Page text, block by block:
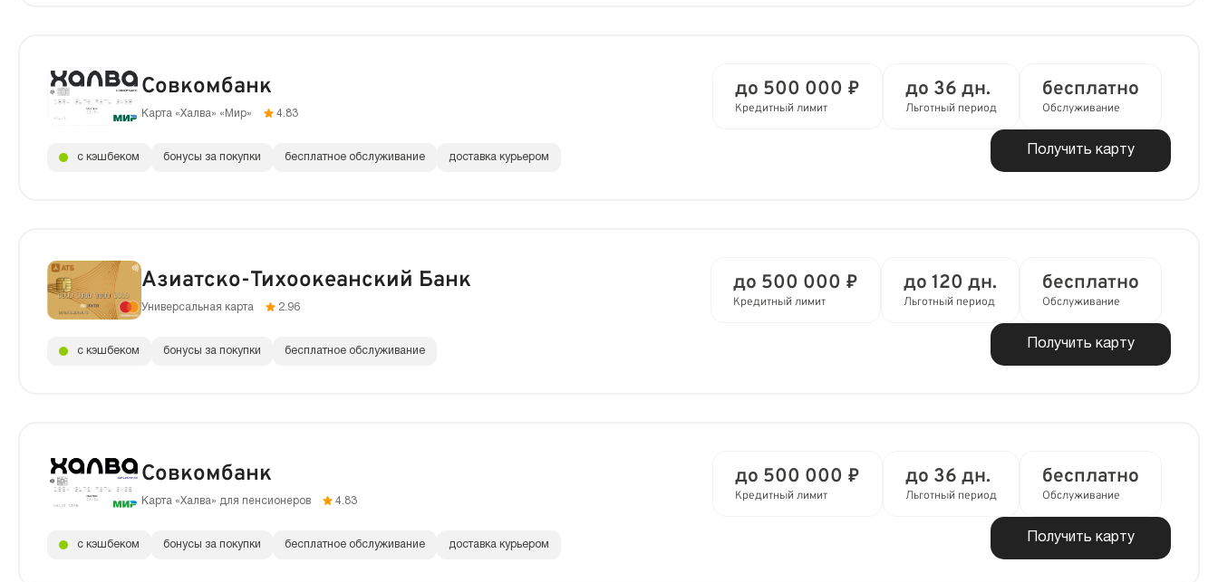
Совкомбанк
Карта «Халва» «Мир» 4.83
до 500 000 ₽
Кредитный лимит
до 36 дн.
Льготный период
бесплатно
Обслуживание
Получить карту
с кэшбеком бонусы за покупки бесплатное обслуживание доставка курьером
Азиатско-Тихоокеанский Банк
Универсальная карта 2.96
до 500 000 ₽
Кредитный лимит
до 120 дн.
Льготный период
бесплатно
Обслуживание
Получить карту
с кэшбеком бонусы за покупки бесплатное обслуживание
Совкомбанк
Карта «Халва» для пенсионеров 4.83
до 500 000 ₽
Кредитный лимит
до 36 дн.
Льготный период
бесплатно
Обслуживание
Получить карту
с кэшбеком бонусы за покупки бесплатное обслуживание доставка курьером